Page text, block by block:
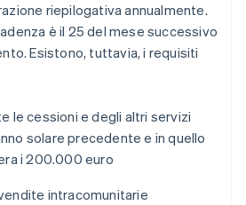
riepilogativa annualmente.
è il 25 del mese successivo
Esistono, tuttavia, i requisiti
le cessioni e degli altri servizi
solare precedente e in quello
i 200.000 euro
intracomunitarie